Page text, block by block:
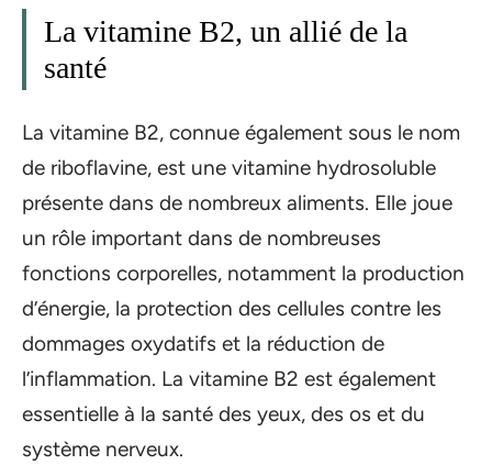
La vitamine B2, un allié de la
santé
La vitamine B2, connue également sous le nom
de riboflavine, est une vitamine hydrosoluble
présente dans de nombreux aliments. Elle joue
un rôle important dans de nombreuses
fonctions corporelles, notamment la production
d’énergie, la protection des cellules contre les
dommages oxydatifs et la réduction de
l’inflammation. La vitamine B2 est également
essentielle à la santé des yeux, des os et du
système nerveux.